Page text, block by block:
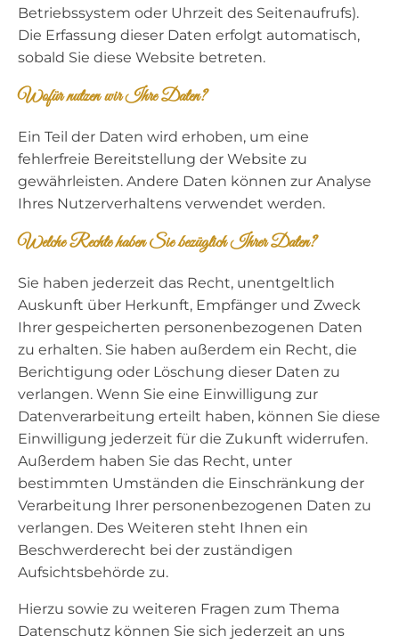
Betriebssystem oder Uhrzeit des Seitenaufrufs).
Die Erfassung dieser Daten erfolgt automatisch,
sobald Sie diese Website betreten.
Wofür nutzen wir Ihre Daten?
Ein Teil der Daten wird erhoben, um eine
fehlerfreie Bereitstellung der Website zu
gewährleisten. Andere Daten können zur Analyse
Ihres Nutzerverhaltens verwendet werden.
Welche Rechte haben Sie bezüglich Ihrer Daten?
Sie haben jederzeit das Recht, unentgeltlich
Auskunft über Herkunft, Empfänger und Zweck
Ihrer gespeicherten personenbezogenen Daten
zu erhalten. Sie haben außerdem ein Recht, die
Berichtigung oder Löschung dieser Daten zu
verlangen. Wenn Sie eine Einwilligung zur
Datenverarbeitung erteilt haben, können Sie diese
Einwilligung jederzeit für die Zukunft widerrufen.
Außerdem haben Sie das Recht, unter
bestimmten Umständen die Einschränkung der
Verarbeitung Ihrer personenbezogenen Daten zu
verlangen. Des Weiteren steht Ihnen ein
Beschwerderecht bei der zuständigen
Aufsichtsbehörde zu.
Hierzu sowie zu weiteren Fragen zum Thema
Datenschutz können Sie sich jederzeit an uns